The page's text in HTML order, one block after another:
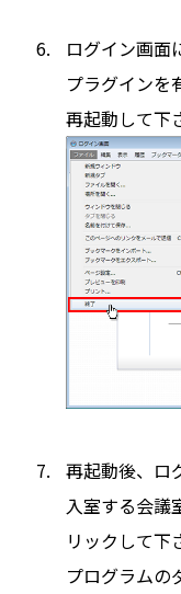
ログイン画面
プラグインを
再起動して下
再起動後、ロ
入室する会議
リックして下
プログラムの